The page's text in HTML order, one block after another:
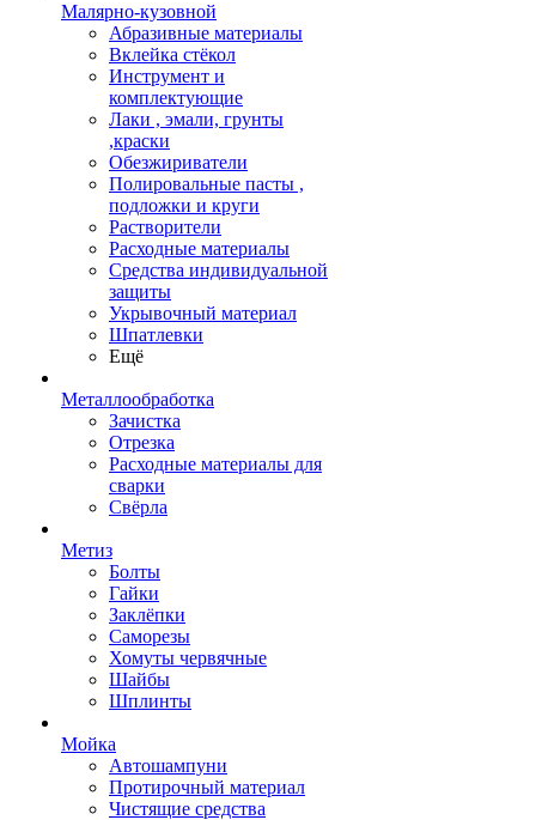
Малярно-кузовной
Абразивные материалы
Вклейка стёкол
Инструмент и
комплектующие
Лаки , эмали, грунты
,краски
Обезжириватели
Полировальные пасты ,
подложки и круги
Растворители
Расходные материалы
Средства индивидуальной
защиты
Укрывочный материал
Шпатлевки
Ещё
Металлообработка
Зачистка
Отрезка
Расходные материалы для
сварки
Свёрла
Метиз
Болты
Гайки
Заклёпки
Саморезы
Хомуты червячные
Шайбы
Шплинты
Мойка
Автошампуни
Протирочный материал
Чистящие средства